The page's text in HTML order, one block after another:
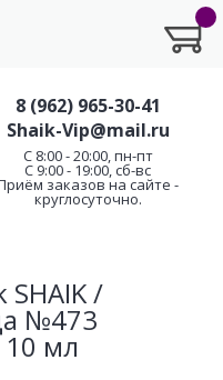
8 (962) 965-30-41
Shaik-Vip@mail.ru
C 8:00 - 20:00, пн-пт
С 9:00 - 19:00, сб-вс
заказов на сайте -
круглосуточно.
/
№473
10 мл